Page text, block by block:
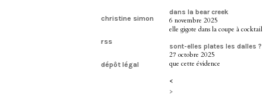
christine simon
rss
dépôt légal
dans la bear creek
6 novembre 2025
elle gigote dans la coupe à cocktail
sont-elles plates les dalles ?
27 octobre 2025
que cette évidence
<
>